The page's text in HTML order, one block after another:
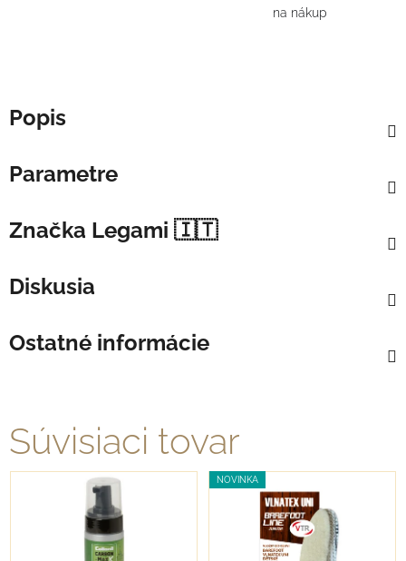
na nákup
Popis
Parametre
Značka Legami 🇮🇹
Diskusia
Ostatné informácie
Súvisiaci tovar
NOVINKA